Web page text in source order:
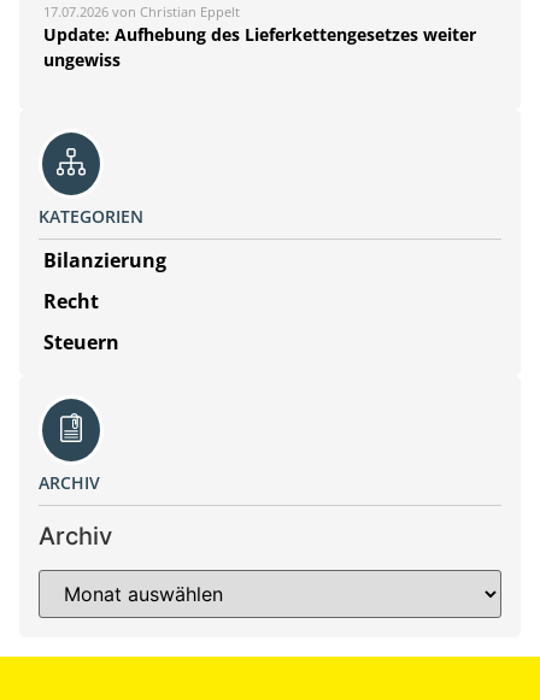
17.07.2026 von Christian Eppelt
Update: Aufhebung des Lieferkettengesetzes weiter
ungewiss
KATEGORIEN
Bilanzierung
Recht
Steuern
ARCHIV
Archiv